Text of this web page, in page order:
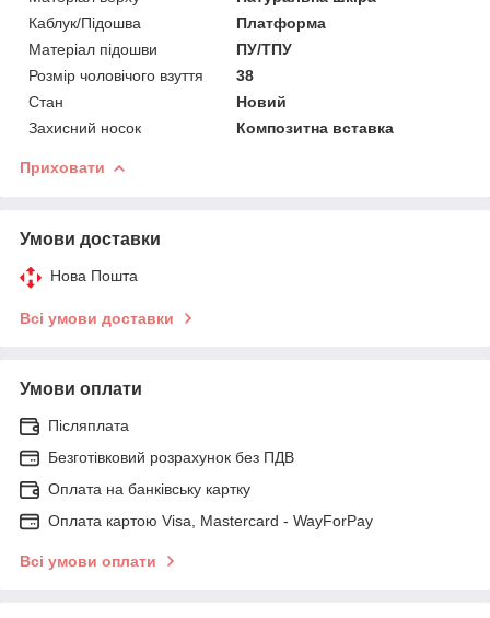
Каблук/Підошва
Платформа
Матеріал підошви
ПУ/ТПУ
Розмір чоловічого взуття
38
Стан
Новий
Захисний носок
Композитна вставка
Приховати
Умови доставки
Нова Пошта
Всі умови доставки
Умови оплати
Післяплата
Безготівковий розрахунок без ПДВ
Оплата на банківську картку
Оплата картою Visa, Mastercard - WayForPay
Всі умови оплати